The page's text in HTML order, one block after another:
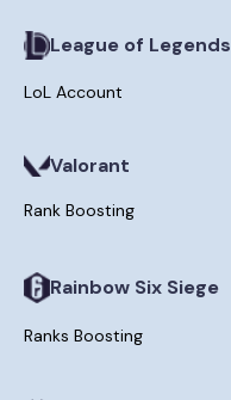
League of Legends
LoL Account
Valorant
Rank Boosting
Rainbow Six Siege
Ranks Boosting